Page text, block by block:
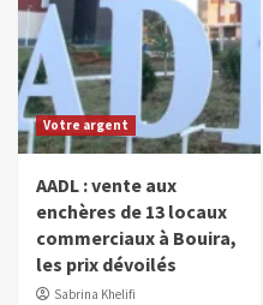
Votre argent
AADL : vente aux
enchères de 13 locaux
commerciaux à Bouira,
les prix dévoilés
Sabrina Khelifi